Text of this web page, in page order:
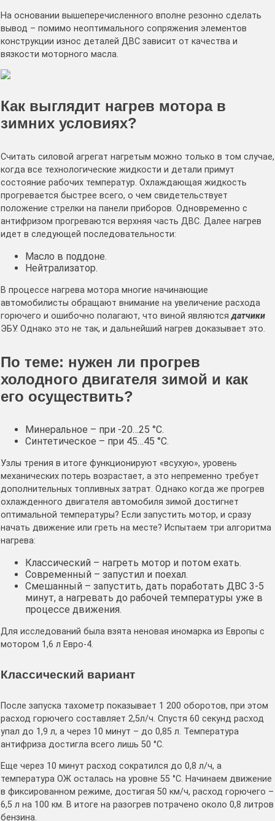
На основании вышеперечисленного вполне резонно сделать
вывод – помимо неоптимального сопряжения элементов
конструкции износ деталей ДВС зависит от качества и
вязкости моторного масла.
Как выглядит нагрев мотора в
зимних условиях?
Считать силовой агрегат нагретым можно только в том случае,
когда все технологические жидкости и детали примут
состояние рабочих температур. Охлаждающая жидкость
прогревается быстрее всего, о чем свидетельствует
положение стрелки на панели приборов. Одновременно с
антифризом прогреваются верхняя часть ДВС. Далее нагрев
идет в следующей последовательности:
Масло в поддоне.
Нейтрализатор.
В процессе нагрева мотора многие начинающие
автомобилисты обращают внимание на увеличение расхода
горючего и ошибочно полагают, что виной являютсядатчики
ЭБУ. Однако это не так, и дальнейший нагрев доказывает это.
По теме: нужен ли прогрев
холодного двигателя зимой и как
его осуществить?
Минеральное – при -20…25 °C.
Синтетическое – при 45…45 °C.
Узлы трения в итоге функционируют «всухую», уровень
механических потерь возрастает, а это непременно требует
дополнительных топливных затрат. Однако когда же прогрев
охлажденного двигателя автомобиля зимой достигнет
оптимальной температуры? Если запустить мотор, и сразу
начать движение или греть на месте? Испытаем три алгоритма
нагрева:
Классический – нагреть мотор и потом ехать.
Современный – запустил и поехал.
Смешанный – запустить, дать поработать ДВС 3-5
минут, а нагревать до рабочей температуры уже в
процессе движения.
Для исследований была взята неновая иномарка из Европы с
мотором 1,6 л Евро-4.
Классический вариант
После запуска тахометр показывает 1 200 оборотов, при этом
расход горючего составляет 2,5л/ч. Спустя 60 секунд расход
упал до 1,9 л, а через 10 минут – до 0,85 л. Температура
антифриза достигла всего лишь 50 °C.
Еще через 10 минут расход сократился до 0,8 л/ч, а
температура ОЖ осталась на уровне 55 °C. Начинаем движение
в фиксированном режиме, достигая 50 км/ч, расход горючего –
6,5 л на 100 км. В итоге на разогрев потрачено около 0,8 литров
бензина.